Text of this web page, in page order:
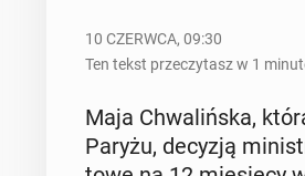
10 CZERWCA, 09:30
Ten tekst przeczytasz w 1
Maja Chwa­liń­ska,
Paryżu, decyzją